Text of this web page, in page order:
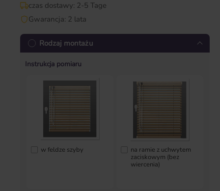
czas dostawy: 2-5 Tage
Gwarancja: 2 lata
Rodzaj montażu
Instrukcja pomiaru
w feldze szyby
na ramie z uchwytem
zaciskowym (bez
wiercenia)